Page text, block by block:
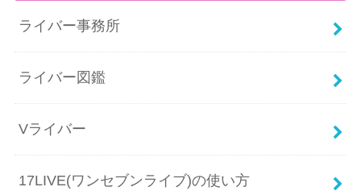
ライバー事務所
ライバー図鑑
Vライバー
17LIVE(ワンセブンライブ)の使い方